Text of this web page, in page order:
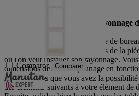
Comment bien choisir son rayonnage
Pour bien choisir son rayoonage de
faut d'abord prendre les mesures de la
où l'on veut installer son rayonnage.
dimensions de votre rayonnage en
N'oubliez pas que vous avez la
des éléments suivants à votre élément de
Comparer Comparer